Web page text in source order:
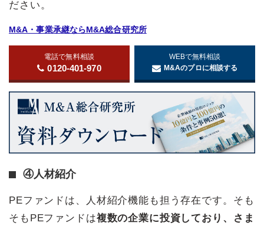
ださい。
M&A・事業承継ならM&A総合研究所
電話で無料相談
0120-401-970
WEBで無料相談
M&Aのプロに相談する
④人材紹介
PEファンドは、人材紹介機能も担う存在です。そも
そもPEファンドは複数の企業に投資しており、さま